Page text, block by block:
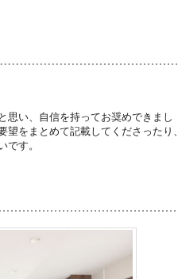
思い、自信を持ってお奨めできまし
をまとめて記載してくださったり、
す。